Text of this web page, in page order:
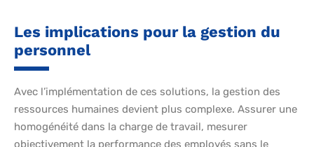
Les implications pour la gestion du
personnel
Avec l’implémentation de ces solutions, la gestion des
ressources humaines devient plus complexe. Assurer une
homogénéité dans la charge de travail, mesurer
objectivement la performance des employés sans le